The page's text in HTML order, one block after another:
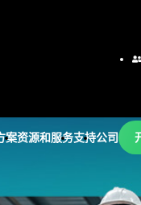
案资源和服务支持公司